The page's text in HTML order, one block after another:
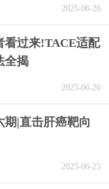
2025-06-26
看过来!TACE适配
全揭
2025-06-26
|直击肝癌靶向
2025-06-25